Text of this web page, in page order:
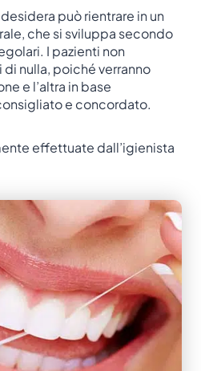
può rientrare in un
che si sviluppa secondo
I pazienti non
nulla, poiché verranno
e l’altra in base
e concordato.
effettuate dall’igienista